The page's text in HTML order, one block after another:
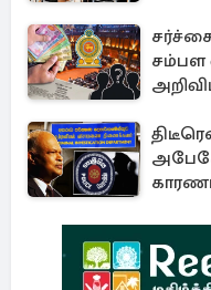
சம்பள